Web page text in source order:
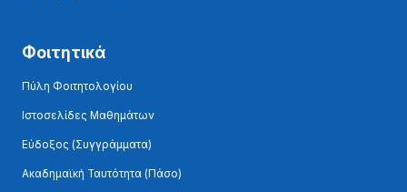
Φοιτητικά
Πύλη Φοιτητολογίου
Ιστοσελίδες Μαθημάτων
Εύδοξος (Συγγράμματα)
Ακαδημαϊκή Ταυτότητα (Πάσο)